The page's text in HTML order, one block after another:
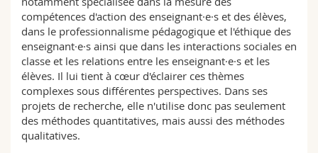
compétences d'action des enseignant·e·s et des élèves,
dans le professionnalisme pédagogique et l'éthique des
enseignant·e·s ainsi que dans les interactions sociales en
classe et les relations entre les enseignant·e·s et les
élèves. Il lui tient à cœur d'éclairer ces thèmes
complexes sous différentes perspectives. Dans ses
projets de recherche, elle n'utilise donc pas seulement
des méthodes quantitatives, mais aussi des méthodes
qualitatives.